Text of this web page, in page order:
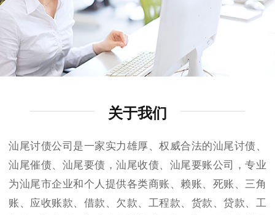
关于我们
汕尾讨债公司是一家实力雄厚、权威合法的汕尾讨债、
汕尾催债、汕尾要债，汕尾收债、汕尾要账公司，专业
为汕尾市企业和个人提供各类商账、赖账、死账、三角
账、应收账款、借款、欠款、工程款、货款、贷款、工